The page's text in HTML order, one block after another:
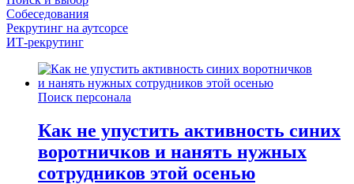
Собеседования
Рекрутинг на аутсорсе
ИТ-рекрутинг
Поиск персонала
Как не упустить активность синих
воротничков и нанять нужных
сотрудников этой осенью